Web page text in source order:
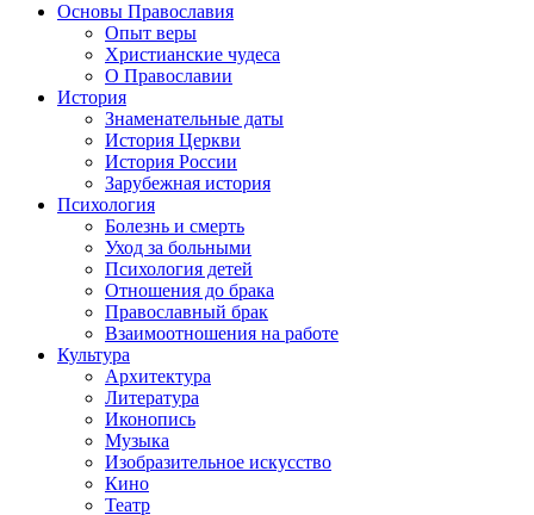
Основы Православия
Опыт веры
Христианские чудеса
О Православии
История
Знаменательные даты
История Церкви
История России
Зарубежная история
Психология
Болезнь и смерть
Уход за больными
Психология детей
Отношения до брака
Православный брак
Взаимоотношения на работе
Культура
Архитектура
Литература
Иконопись
Музыка
Изобразительное искусство
Кино
Театр